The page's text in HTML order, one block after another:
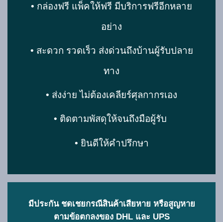
• กล่องฟรี แพ็คให้ฟรี มีบริการฟรีอีกหลาย
อย่าง
• สะดวก รวดเร็ว ส่งด่วนถึงบ้านผู้รับปลาย
ทาง
• ส่งง่าย ไม่ต้องเคลียร์ศุลกากรเอง
• ติดตามพัสดุให้จนถึงมือผู้รับ
• ยินดีให้คำปรึกษา
มีประกัน ชดเชยกรณีสินค้าเสียหาย หรือสูญหาย
ตามข้อตกลงของ DHL และ UPS